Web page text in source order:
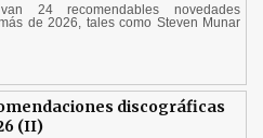
24 recomendables novedades
de 2026, tales como Steven Munar
discográficas
(II)